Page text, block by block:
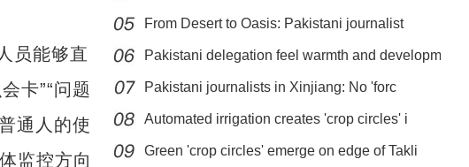
员能够直
卡”“问题
通人的使
监控方向
中新网视频
From Desert to Oasis: Pakistani journalist
Pakistani delegation feel warmth and developm
Pakistani journalists in Xinjiang: No 'forc
Automated irrigation creates 'crop circles' i
Green 'crop circles' emerge on edge of Takli